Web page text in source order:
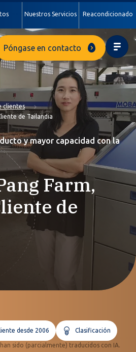
Nuestros Servicios Reacondicionado
Póngase en contacto
clientes
de Tailandia
y mayor capacidad con la
Farm,
de
desde 2006 Clasificación
sido (parcialmente) traducidos con IA.